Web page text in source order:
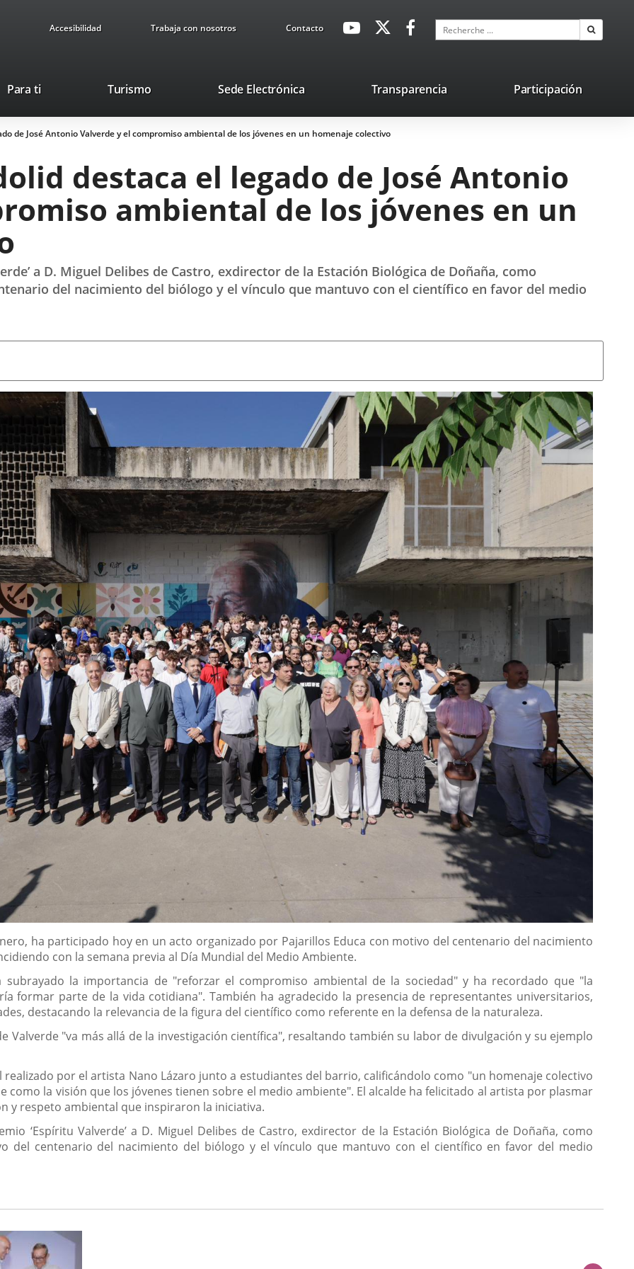
Accesibilidad Trabaja con nosotros ContactoavaHeaderSocial
Enlace
externa.
Enlace
aplicación
externa.
Enlace
aplicación
externa.
Recherche
Para ti TurismoEste
se
abrirá
ventana
nueva.
Sede ElectrónicaEnlace
una
aplicación
Transparencia Participación
de José Antonio Valverde y el compromiso ambiental de los jóvenes en un homenaje colectivo
destaca el legado de José Antonio
ambiental de los jóvenes en un
a D. Miguel Delibes de Castro, exdirector de la Estación Biológica de Doñaña, como
del nacimiento del biólogo y el vínculo que mantuvo con el científico en favor del medio
ha participado hoy en un acto organizado por Pajarillos Educa con motivo del centenario del nacimiento
con la semana previa al Día Mundial del Medio Ambiente.
subrayado la importancia de "reforzar el compromiso ambiental de la sociedad" y ha recordado que "la
formar parte de la vida cotidiana". También ha agradecido la presencia de representantes universitarios,
destacando la relevancia de la figura del científico como referente en la defensa de la naturaleza.
Valverde "va más allá de la investigación científica", resaltando también su labor de divulgación y su ejemplo
por el artista Nano Lázaro junto a estudiantes del barrio, calificándolo como "un homenaje colectivo
como la visión que los jóvenes tienen sobre el medio ambiente". El alcalde ha felicitado al artista por plasmar
y respeto ambiental que inspiraron la iniciativa.
‘Espíritu Valverde’ a D. Miguel Delibes de Castro, exdirector de la Estación Biológica de Doñaña, como
del centenario del nacimiento del biólogo y el vínculo que mantuvo con el científico en favor del medio